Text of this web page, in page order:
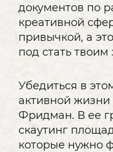
документов по
креативной
привычкой, а
под стать
Убедиться в
активной жизни
Фридман. В ее
скаутинг
которые нужно